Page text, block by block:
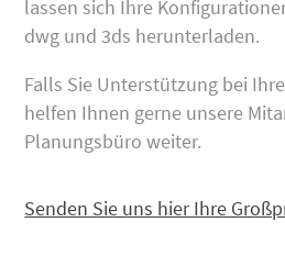
lassen sich Ihre
dwg und 3ds herunterladen.
Falls Sie Unterstützung bei
helfen Ihnen gerne unsere
Planungsbüro weiter.
Senden Sie uns hier Ihre